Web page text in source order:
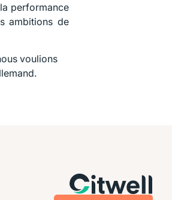
performance
ambitions de
voulions